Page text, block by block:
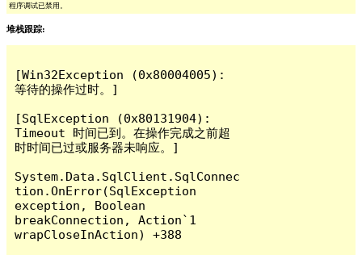
程序调试已禁用。
堆栈跟踪:
[Win32Exception (0x80004005):
等待的操作过时。]
[SqlException (0x80131904):
Timeout 时间已到。在操作完成之前超
时时间已过或服务器未响应。]
System.Data.SqlClient.SqlConnec
tion.OnError(SqlException
exception, Boolean
breakConnection, Action`1
wrapCloseInAction) +388